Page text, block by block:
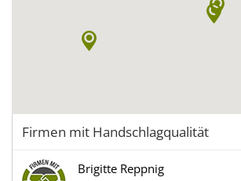
Firmen mit Handschlagqualität
Brigitte Reppnig